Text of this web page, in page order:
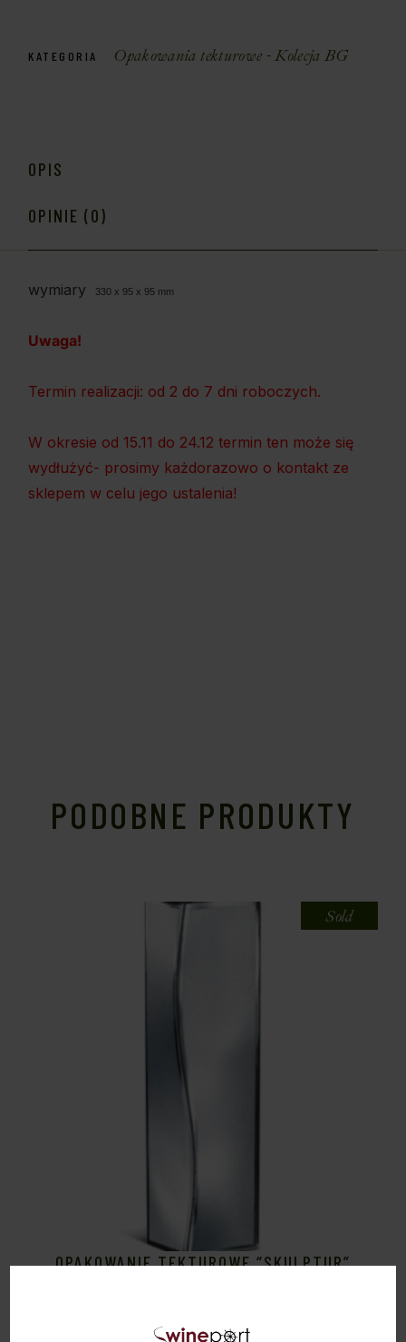
KATEGORIA Opakowania tekturowe - Kolecja BG
OPIS
OPINIE (0)
wymiary 330 x 95 x 95 mm
Uwaga!
Termin realizacji: od 2 do 7 dni roboczych.
W okresie od 15.11 do 24.12 termin ten może się
wydłużyć- prosimy każdorazowo o kontakt ze
sklepem w celu jego ustalenia!
PODOBNE PRODUKTY
Sold
OPAKOWANIE TEKTUROWE “SKULPTUR”
9,00zł